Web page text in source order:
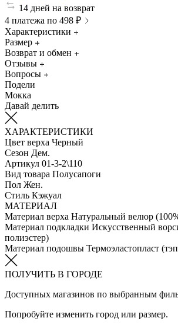
14 дней на возврат
4 платежа по 498 ₽
Характеристики
Размер
Возврат и обмен
Отзывы
Вопросы
Подели
Мокка
Давай делить
ХАРАКТЕРИСТИКИ
Цвет верха Черный
Сезон Дем.
Артикул 01-3-2\110
Вид товара Полусапоги
Пол Жен.
Стиль Кэжуал
МАТЕРИАЛ
Материал верха Натуральный велюр
Материал подкладки Искусственный
полиэстер)
Материал подошвы Термоэластопласт
ПОЛУЧИТЬ В ГОРОДЕ
Доступных магазинов по выбранным
Попробуйте изменить город или размер.